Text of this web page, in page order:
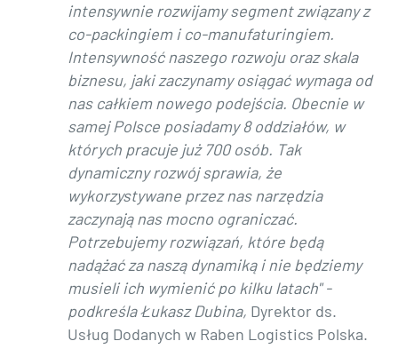
intensywnie rozwijamy segment związany z
co-packingiem i co-manufaturingiem.
Intensywność naszego rozwoju oraz skala
biznesu, jaki zaczynamy osiągać wymaga od
nas całkiem nowego podejścia. Obecnie w
samej Polsce posiadamy 8 oddziałów, w
których pracuje już 700 osób. Tak
dynamiczny rozwój sprawia, że
wykorzystywane przez nas narzędzia
zaczynają nas mocno ograniczać.
Potrzebujemy rozwiązań, które będą
nadążać za naszą dynamiką i nie będziemy
musieli ich wymienić po kilku latach" -
podkreśla Łukasz Dubina, Dyrektor ds.
Usług Dodanych w Raben Logistics Polska.